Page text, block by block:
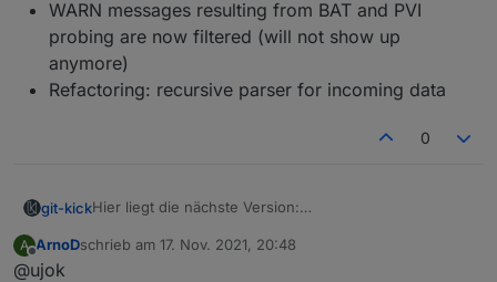
WARN messages resulting from BAT and PVI
probing are now filtered (will not show up
anymore)
Refactoring: recursive parser for incoming data
0
git-kickHier liegt die nächste Version:
rscp/tree/v0.0.9-beta
Gegenüber der v0.0.8-beta2 hat sich funktional nicht
A
Offline
ArnoDschrieb am 17. Nov. 2021, 20:48
zuletzt editiert von
@ujok